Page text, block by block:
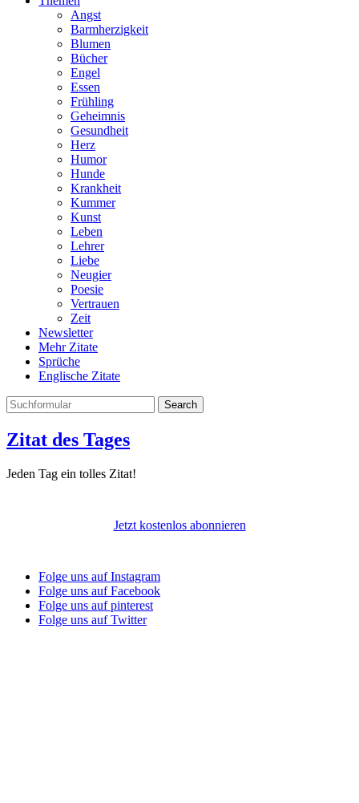
Angst
Barmherzigkeit
Blumen
Bücher
Engel
Essen
Frühling
Geheimnis
Gesundheit
Herz
Humor
Hunde
Krankheit
Kummer
Kunst
Leben
Lehrer
Liebe
Neugier
Poesie
Vertrauen
Zeit
Newsletter
Mehr Zitate
Sprüche
Englische Zitate
Search
Zitat des Tages
Jeden Tag ein tolles Zitat!
Jetzt kostenlos abonnieren
Folge uns auf Instagram
Folge uns auf Facebook
Folge uns auf pinterest
Folge uns auf Twitter